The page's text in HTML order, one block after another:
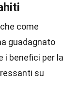
come
guadagnato
i benefici per la
su